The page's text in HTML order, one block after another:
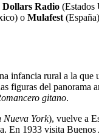
Dollars Radio (Estados
o Mulafest
infancia rural a la que
figuras del panorama
gitano.
Nueva York), vuelve a
En 1933 visita Buenos